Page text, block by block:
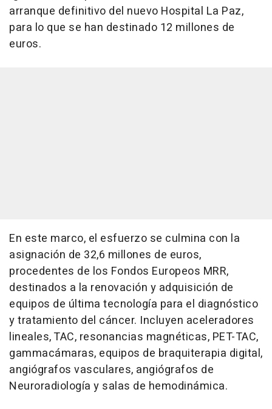
arranque definitivo del nuevo Hospital La Paz,
para lo que se han destinado 12 millones de
euros.
En este marco, el esfuerzo se culmina con la
asignación de 32,6 millones de euros,
procedentes de los Fondos Europeos MRR,
destinados a la renovación y adquisición de
equipos de última tecnología para el diagnóstico
y tratamiento del cáncer. Incluyen aceleradores
lineales, TAC, resonancias magnéticas, PET-TAC,
gammacámaras, equipos de braquiterapia digital,
angiógrafos vasculares, angiógrafos de
Neuroradiología y salas de hemodinámica.